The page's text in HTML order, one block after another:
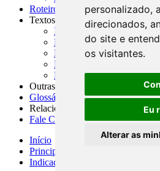
personalizado,
direcionados,
do site e
os visitantes.
Eu
Alterar as
Roteiros para Estudos
Textos
Índice de Textos
Editorial
Monografias
Na Imprensa
Fórum de Discussão
Outras ferramentas
Glossário
Relacionamento
Fale Conosco
Início
Principais notícias
Indicadores